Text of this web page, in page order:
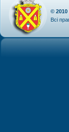
© 2010
Всі